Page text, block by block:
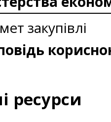
закупівлі
ресурси